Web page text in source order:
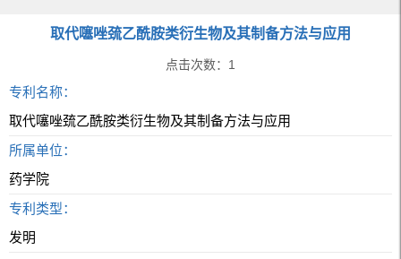
取代噻唑巯乙酰胺类衍生物及其制备方法与应用
点击次数： 1
专利名称：
取代噻唑巯乙酰胺类衍生物及其制备方法与应用
所属单位：
药学院
专利类型：
发明